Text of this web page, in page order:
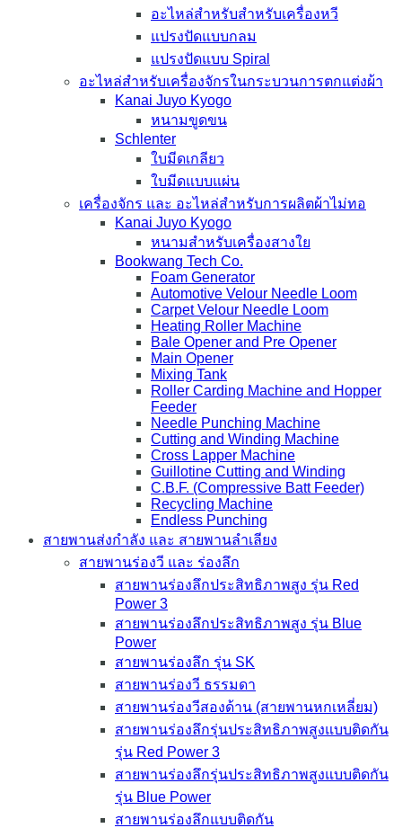
อะไหล่สำหรับสำหรับเครื่องหวี
แปรงปัดแบบกลม
แปรงปัดแบบ Spiral
อะไหล่สำหรับเครื่องจักรในกระบวนการตกแต่งผ้า
Kanai Juyo Kyogo
หนามขูดขน
Schlenter
ใบมีดเกลียว
ใบมีดแบบแผ่น
เครื่องจักร และ อะไหล่สำหรับการผลิตผ้าไม่ทอ
Kanai Juyo Kyogo
หนามสำหรับเครื่องสางใย
Bookwang Tech Co.
Foam Generator
Automotive Velour Needle Loom
Carpet Velour Needle Loom
Heating Roller Machine
Bale Opener and Pre Opener
Main Opener
Mixing Tank
Roller Carding Machine and Hopper
Feeder
Needle Punching Machine
Cutting and Winding Machine
Cross Lapper Machine
Guillotine Cutting and Winding
C.B.F. (Compressive Batt Feeder)
Recycling Machine
Endless Punching
สายพานส่งกำลัง และ สายพานลำเลียง
สายพานร่องวี และ ร่องลึก
สายพานร่องลึกประสิทธิภาพสูง รุ่น Red
Power 3
สายพานร่องลึกประสิทธิภาพสูง รุ่น Blue
Power
สายพานร่องลึก รุ่น SK
สายพานร่องวี ธรรมดา
สายพานร่องวีสองด้าน (สายพานหกเหลี่ยม)
สายพานร่องลึกรุ่นประสิทธิภาพสูงแบบติดกัน
รุ่น Red Power 3
สายพานร่องลึกรุ่นประสิทธิภาพสูงแบบติดกัน
รุ่น Blue Power
สายพานร่องลึกแบบติดกัน